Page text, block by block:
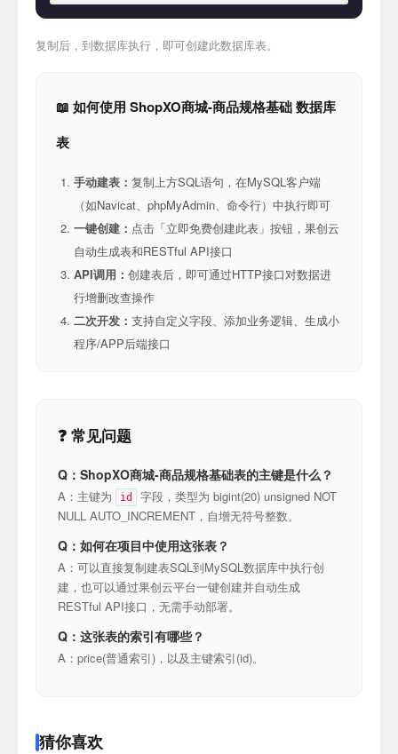
复制后，到数据库执行，即可创建此数据库表。
📖 如何使用 ShopXO商城-商品规格基础 数据库
表
手动建表： 复制上方SQL语句，在MySQL客户端
（如Navicat、phpMyAdmin、命令行）中执行即可
一键创建： 点击「立即免费创建此表」按钮，果创云
自动生成表和RESTful API接口
API调用： 创建表后，即可通过HTTP接口对数据进
行增删改查操作
二次开发： 支持自定义字段、添加业务逻辑、生成小
程序/APP后端接口
❓ 常见问题
Q：ShopXO商城-商品规格基础表的主键是什么？
A：主键为 id
字段，类型为 bigint(20) unsigned NOT
NULL AUTO_INCREMENT，自增无符号整数。
Q：如何在项目中使用这张表？
A：可以直接复制建表SQL到MySQL数据库中执行创
建，也可以通过果创云平台一键创建并自动生成
RESTful API接口，无需手动部署。
Q：这张表的索引有哪些？
A：price(普通索引)，以及主键索引(id)。
猜你喜欢